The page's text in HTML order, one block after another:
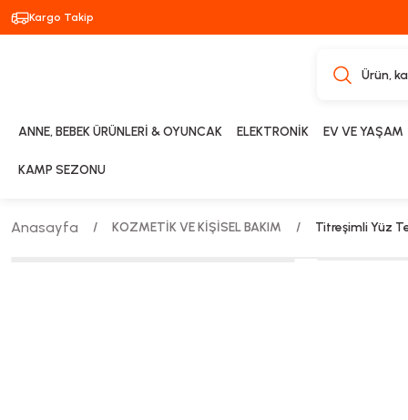
Kargo Takip
ANNE, BEBEK ÜRÜNLERİ & OYUNCAK ELEKTRONİK EV VE YAŞAM
KAMP SEZONU
Anasayfa KOZMETİK VE KİŞİSEL BAKIM Titreşimli Yüz